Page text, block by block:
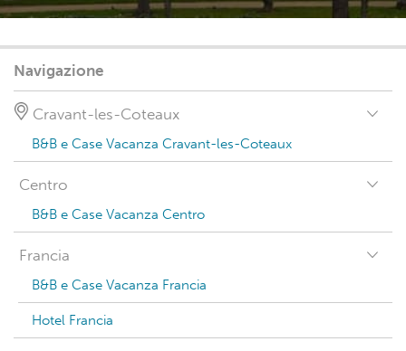
Navigazione
Cravant-les-Coteaux
B&B e Case Vacanza Cravant-les-Coteaux
Centro
B&B e Case Vacanza Centro
Francia
B&B e Case Vacanza Francia
Hotel Francia